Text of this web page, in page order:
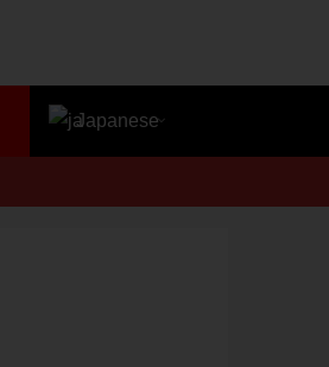
Japanese